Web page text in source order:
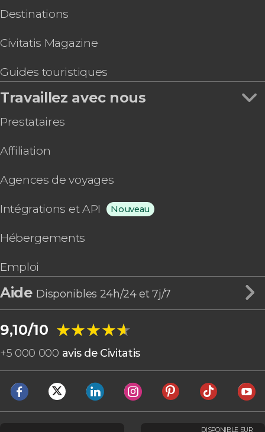
Destinations
Civitatis Magazine
Guides touristiques
Travaillez avec nous
Prestataires
Affiliation
Agences de voyages
Intégrations et API Nouveau
Hébergements
Emploi
Aide Disponibles 24h/24 et 7j/7
9,10/10 ★★★★★
★★★★★
+5 000 000 avis de Civitatis
DISPONIBLE SUR